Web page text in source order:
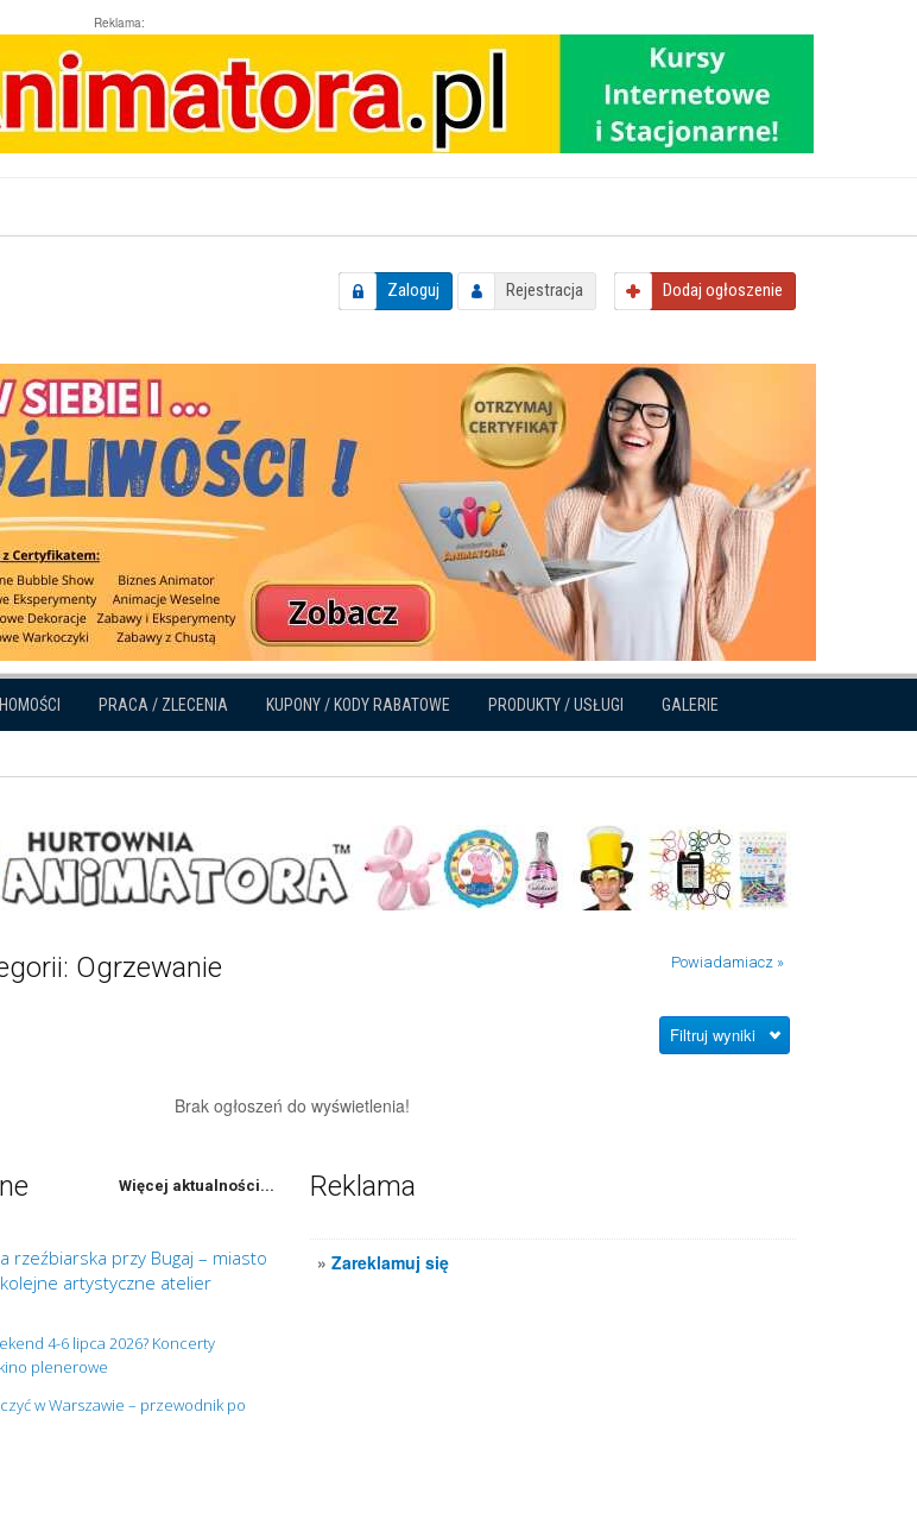
Reklama:
Zaloguj Rejestracja Dodaj ogłoszenie
PRACA / ZLECENIA KUPONY / KODY RABATOWE PRODUKTY / USŁUGI GALERIE
Ogrzewanie Powiadamiacz »
Filtruj wyniki
Brak ogłoszeń do wyświetlenia!
Więcej aktualności...
rzeźbiarska przy Bugaj – miasto
artystyczne atelier
4-6 lipca 2026? Koncerty
plenerowe
w Warszawie – przewodnik po
Reklama
»Zareklamuj się